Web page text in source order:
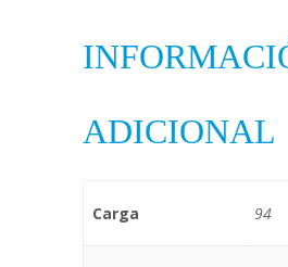
ADICIONAL
Carga 94